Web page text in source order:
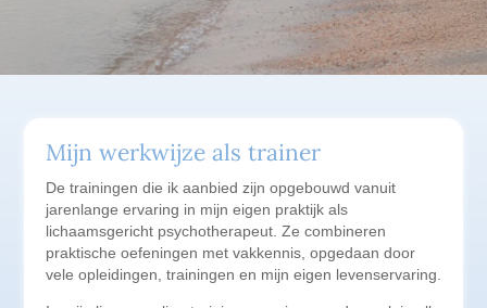
Mijn werkwijze als trainer
De trainingen die ik aanbied zijn opgebouwd vanuit
jarenlange ervaring in mijn eigen praktijk als
lichaamsgericht psychotherapeut. Ze combineren
praktische oefeningen met vakkennis, opgedaan door
vele opleidingen, trainingen en mijn eigen levenservaring.